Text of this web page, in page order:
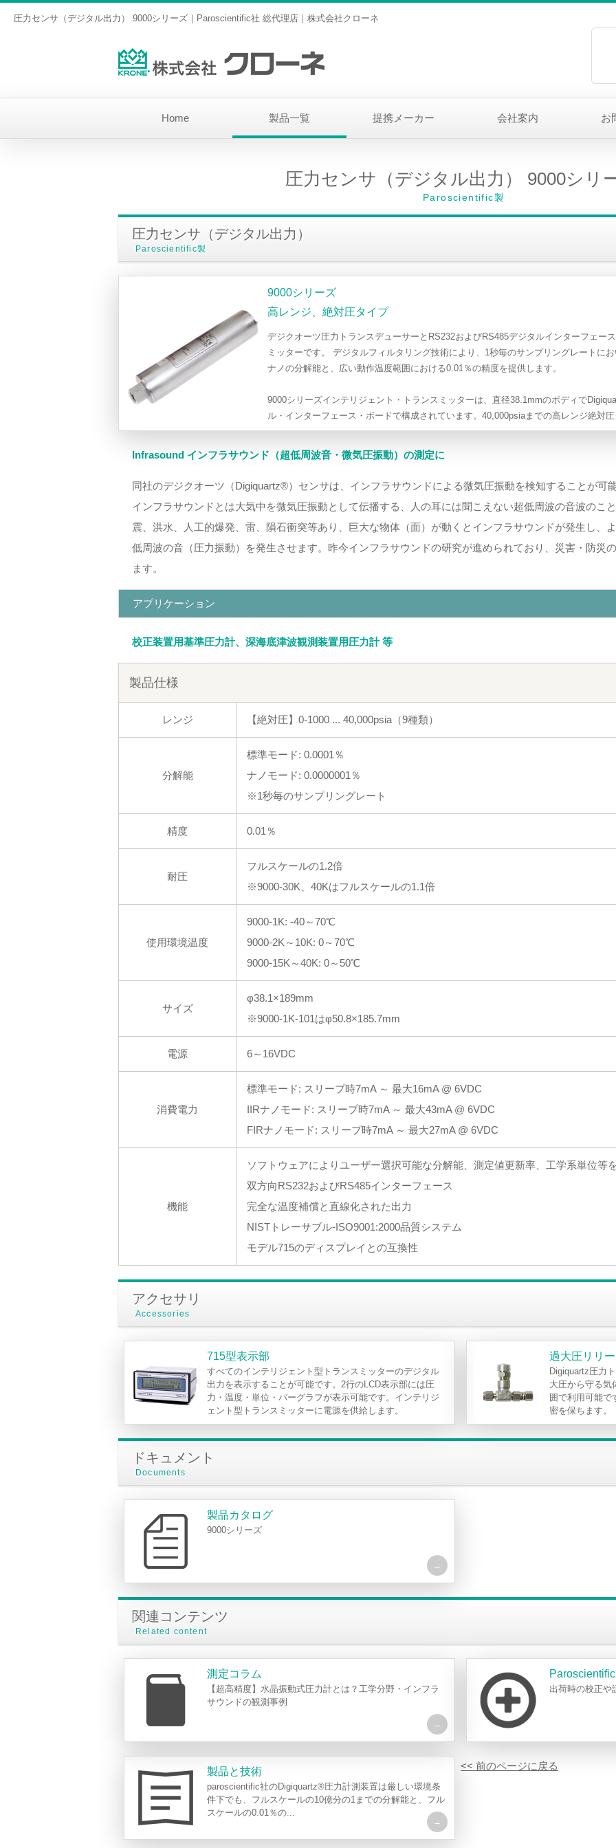
圧力センサ（デジタル出力） 9000シリーズ｜Paroscientific社 総代理店｜株式会社クローネ
Home 製品一覧 提携メーカー 会社案内 お
圧力センサ（デジタル出力） 9000シリ
Paroscientific製
圧力センサ（デジタル出力）
Paroscientific製
9000シリーズ
高レンジ、絶対圧タイプ
デジクオーツ圧力トランスデューサーとRS232およびRS485デジタルインターフェー
ミッターです。 デジタルフィルタリング技術により、1秒毎のサンプリングレートに
ナノの分解能と、広い動作温度範囲における0.01％の精度を提供します。
9000シリーズインテリジェント・トランスミッターは、直径38.1mmのボディで
ル・インターフェース・ボードで構成されています。40,000psiaまでの高レンジ絶対圧
Infrasound インフラサウンド（超低周波音・微気圧振動）の測定に
同社のデジクオーツ（Digiquartz®）センサは、インフラサウンドによる微気圧振動を検知することが可能
インフラサウンドとは大気中を微気圧振動として伝播する、人の耳には聞こえない超低周波の音波のこ
震、洪水、人工的爆発、雷、隕石衝突等あり、巨大な物体（面）が動くとインフラサウンドが発生し、
低周波の音（圧力振動）を発生させます。昨今インフラサウンドの研究が進められており、災害・防災
ます。
アプリケーション
校正装置用基準圧力計、深海底津波観測装置用圧力計 等
製品仕様
レンジ 【絶対圧】0-1000 ... 40,000psia（9種類）
分解能
標準モード: 0.0001％
ナノモード: 0.0000001％
※1秒毎のサンプリングレート
精度 0.01％
耐圧
フルスケールの1.2倍
※9000-30K、40Kはフルスケールの1.1倍
使用環境温度
9000-1K: -40～70℃
9000-2K～10K: 0～70℃
9000-15K～40K: 0～50℃
サイズ
φ38.1×189mm
※9000-1K-101はφ50.8×185.7mm
電源 6～16VDC
消費電力
標準モード: スリープ時7mA ～ 最大16mA @ 6VDC
IIRナノモード: スリープ時7mA ～ 最大43mA @ 6VDC
FIRナノモード: スリープ時7mA ～ 最大27mA @ 6VDC
機能
ソフトウェアによりユーザー選択可能な分解能、測定値更新率、工学系単位等
双方向RS232およびRS485インターフェース
完全な温度補償と直線化された出力
NISTトレーサブル-ISO9001:2000品質システム
モデル715のディスプレイとの互換性
アクセサリ
Accessories
715型表示部
すべてのインテリジェント型トランスミッターのデジタル
出力を表示することが可能です。2行のLCD表示部には圧
力・温度・単位・バーグラフが表示可能です。インテリジ
ェント型トランスミッターに電源を供給します。
過大圧リリ
Digiquartz圧力
大圧から守る気
囲で利用可能で
密を保ちます。
ドキュメント
Documents
製品カタログ
9000シリーズ
関連コンテンツ
Related content
測定コラム
【超高精度】水晶振動式圧力計とは？工学分野・インフラ
サウンドの観測事例
出荷時の校正や
製品と技術
paroscientific社のDigiquartz®圧力計測装置は厳しい環境条
件下でも、フルスケールの10億分の1までの分解能と、フル
スケールの0.01％の...
<< 前のページに戻る